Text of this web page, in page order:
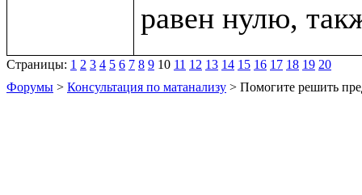
Страницы: 1 2 3 4 5 6 7 8 9 10 11 12 13 14 15 16 17 18 19 20
Форумы > Консультация по матанализу > Помогите решить